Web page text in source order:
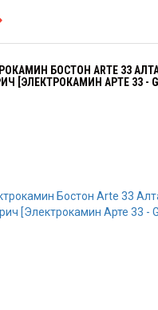
БОСТОН ARTE 33
[ЭЛЕКТРОКАМИН АРТЕ 33 -